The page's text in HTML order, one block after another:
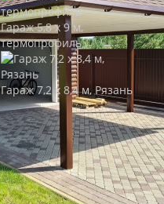
Гараж 5,8 х 9 м,
термопрофиль
Гараж 7,2 х 8,4 м, Рязань